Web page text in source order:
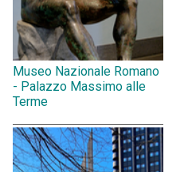
Museo Nazionale Romano
- Palazzo Massimo alle
Terme